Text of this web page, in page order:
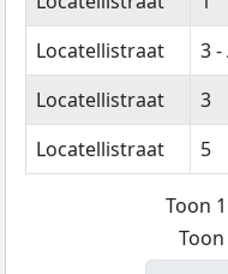
Locatellistraat
3 -
Locatellistraat
3
Locatellistraat
5
Toon
Toon